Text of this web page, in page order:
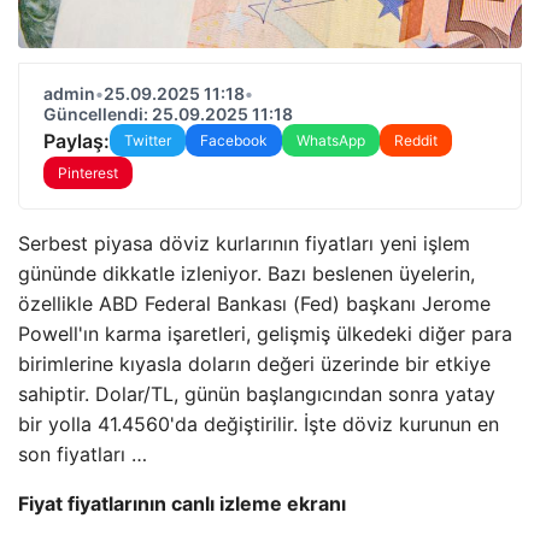
admin•25.09.2025 11:18•
Güncellendi: 25.09.2025 11:18
Paylaş: Twitter Facebook WhatsApp
Reddit
Pinterest
Serbest piyasa döviz kurlarının fiyatları yeni işlem
gününde dikkatle izleniyor. Bazı beslenen üyelerin,
özellikle ABD Federal Bankası (Fed) başkanı Jerome
Powell'ın karma işaretleri, gelişmiş ülkedeki diğer para
birimlerine kıyasla doların değeri üzerinde bir etkiye
sahiptir. Dolar/TL, günün başlangıcından sonra yatay
bir yolla 41.4560'da değiştirilir. İşte döviz kurunun en
son fiyatları …
Fiyat fiyatlarının canlı izleme ekranı